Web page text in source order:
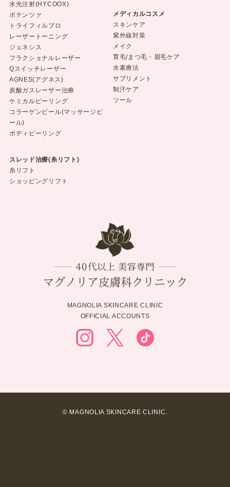
水光注射(HYCOOX)
ポテンツァ
トライフィルプロ
レーザートーニング
ジェネシス
フラクショナルレーザー
Qスイッチレーザー
AGNES(アグネス)
炭酸ガスレーザー治療
ケミカルピーリング
コラーゲンピール(マッサージピ
ール)
ボディピーリング
スレッド治療(糸リフト)
糸リフト
ショッピングリフト
メディカルコスメ
スキンケア
紫外線対策
メイク
育毛/まつ毛・眉毛ケア
水素療法
サプリメント
制汗ケア
ツール
MAGNOLIA SKINCARE CLINIC
OFFICIAL ACCOUNTS
© MAGNOLIA SKINCARE CLINIC.